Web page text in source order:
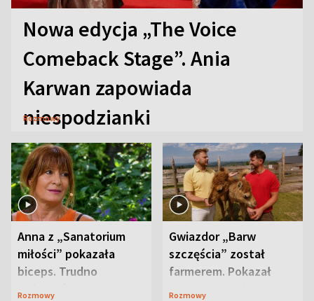
Nowa edycja „The Voice
Comeback Stage”. Ania
Karwan zapowiada
niespodzianki
Rozmowy
Anna z „Sanatorium
miłości” pokazała
biceps. Trudno
uwierzyć, co przeszła
Rozmowy
Gwiazdor „Barw
szczęścia” został
farmerem. Pokazał
swoje niezwykłe
Rozmowy